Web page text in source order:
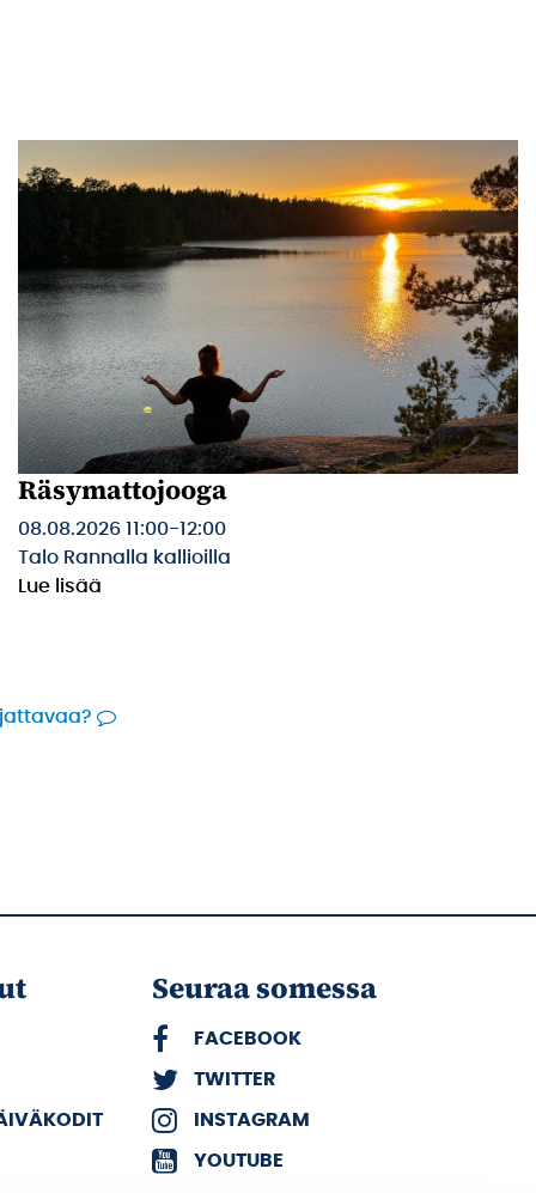
Räsymattojooga
08.08.2026 11:00-12:00
Talo Rannalla kallioilla
Lue lisää
Seuraa somessa
FACEBOOK
TWITTER
INSTAGRAM
YOUTUBE